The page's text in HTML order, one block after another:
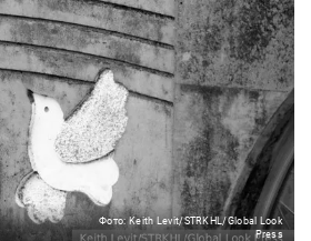
Фото: Keith Levit/STRKHL/Global Look
Press